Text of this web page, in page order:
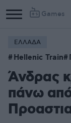
Games
Column
1
2
ΕΛΛΑΔΑ
Hellenic Train
Άνδρας
πάνω